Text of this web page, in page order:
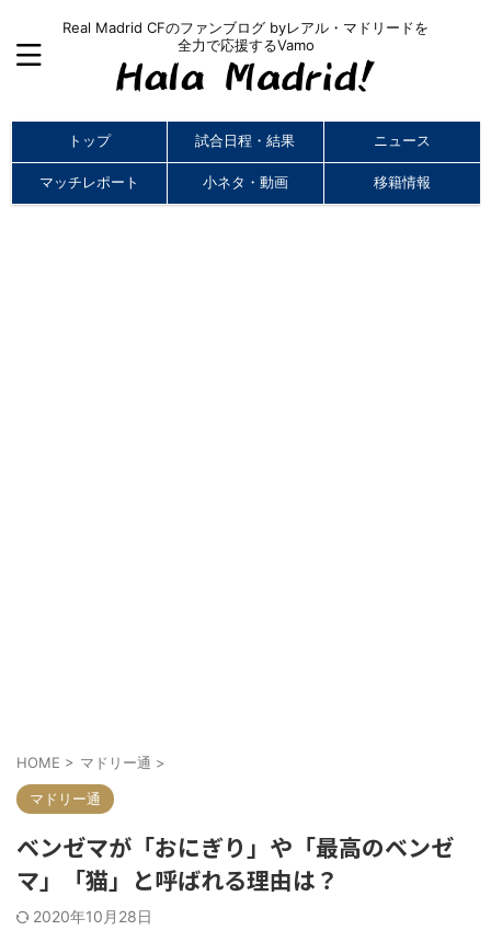
Real Madrid CFのファンブログ byレアル・マドリードを
全力で応援するVamo
トップ 試合日程・結果 ニュース
マッチレポート 小ネタ・動画 移籍情報
HOME > マドリー通 >
マドリー通
ベンゼマが「おにぎり」や「最高のベンゼ
マ」「猫」と呼ばれる理由は？
2020年10月28日